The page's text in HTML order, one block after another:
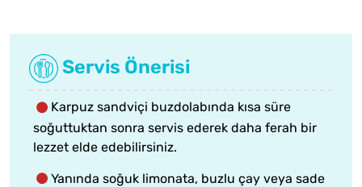
Servis Önerisi
Karpuz sandviçi buzdolabında kısa süre
soğuttuktan sonra servis ederek daha ferah bir
lezzet elde edebilirsiniz.
Yanında soğuk limonata, buzlu çay veya sade